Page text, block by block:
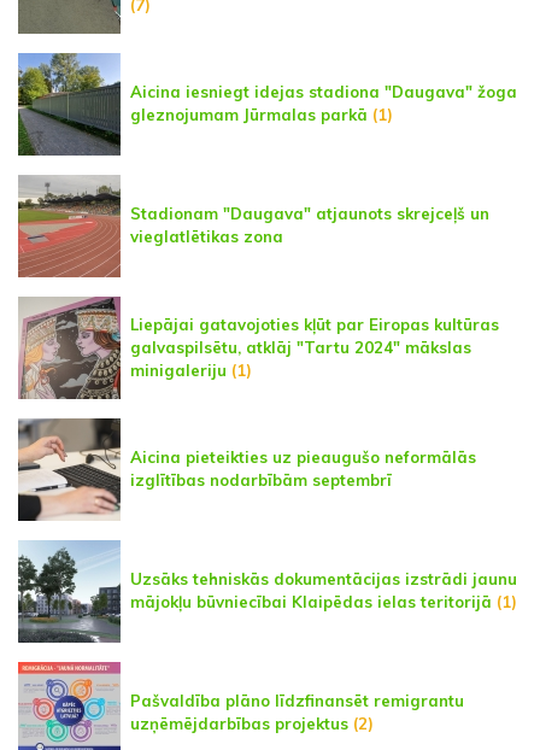
(7)
Aicina iesniegt idejas stadiona "Daugava" žoga
gleznojumam Jūrmalas parkā (1)
Stadionam "Daugava" atjaunots skrejceļš un
vieglatlētikas zona
Liepājai gatavojoties kļūt par Eiropas kultūras
galvaspilsētu, atklāj "Tartu 2024" mākslas
minigaleriju (1)
Aicina pieteikties uz pieaugušo neformālās
izglītības nodarbībām septembrī
Uzsāks tehniskās dokumentācijas izstrādi jaunu
mājokļu būvniecībai Klaipēdas ielas teritorijā (1)
Pašvaldība plāno līdzfinansēt remigrantu
uzņēmējdarbības projektus (2)